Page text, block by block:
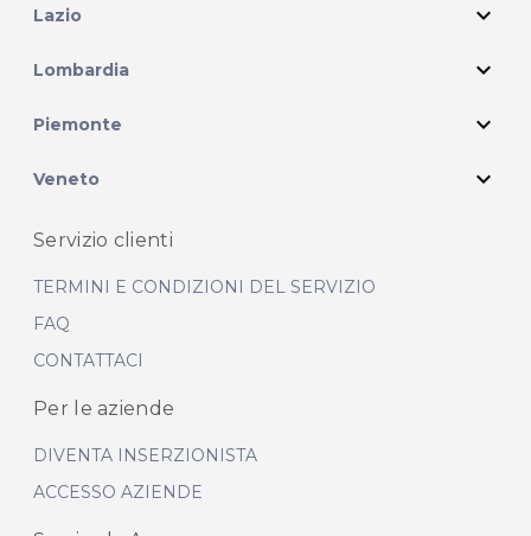
Lazio expand_more
Lombardia expand_more
Piemonte expand_more
Veneto expand_more
Servizio clienti
TERMINI E CONDIZIONI DEL SERVIZIO
FAQ
CONTATTACI
Per le aziende
DIVENTA INSERZIONISTA
ACCESSO AZIENDE